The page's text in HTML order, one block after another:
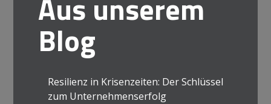
Aus unserem
Blog
Resilienz in Krisenzeiten: Der Schlüssel
zum Unternehmenserfolg